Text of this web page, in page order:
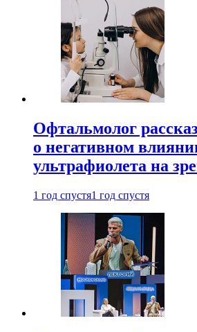
Офтальмолог
о негативном
ультрафиолета на
1 год спустя1 год спустя